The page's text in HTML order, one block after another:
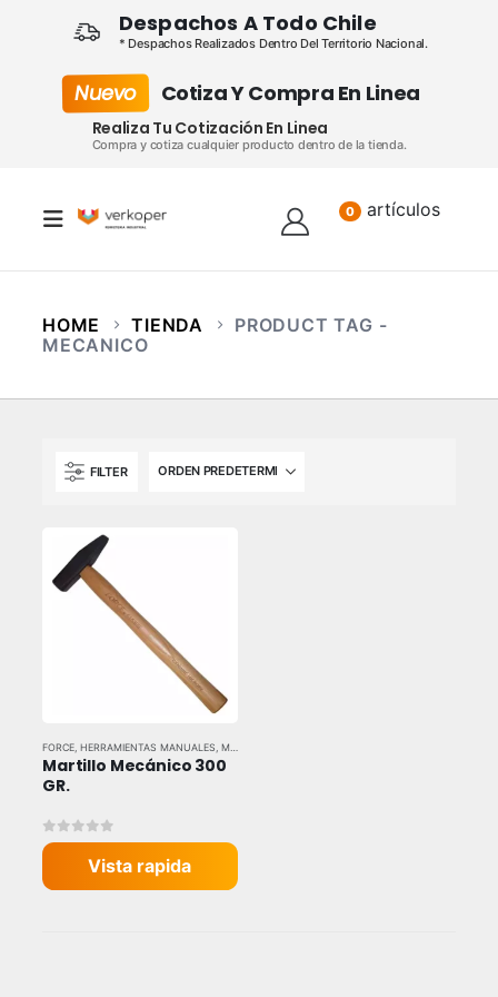
Despachos A Todo Chile
* Despachos Realizados Dentro Del Territorio Nacional.
Nuevo Cotiza Y Compra En Linea
Realiza Tu Cotización En Linea
Compra y cotiza cualquier producto dentro de la tienda.
0 artículos
HOME TIENDA
PRODUCT TAG -
MECANICO
FILTER
FORCE, HERRAMIENTAS MANUALES MARTILLOS Y MAZOS
Martillo Mecánico 300
GR.
0out of 5
Vista rapida